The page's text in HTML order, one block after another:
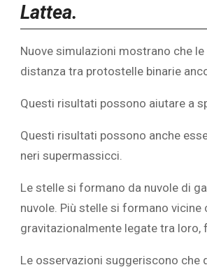
Lattea.
Nuove simulazioni mostrano che
distanza tra protostelle binarie
Questi risultati possono aiutare a
Questi risultati possono anche
neri supermassicci.
Le stelle si formano da nuvole di
nuvole. Più stelle si formano
gravitazionalmente legate tra loro,
Le osservazioni suggeriscono che